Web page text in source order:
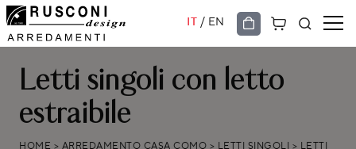
IT / EN
Letti singoli con letto
estraibile
HOME > ARREDAMENTO CASA COMO > LETTI SINGOLI > LETTI